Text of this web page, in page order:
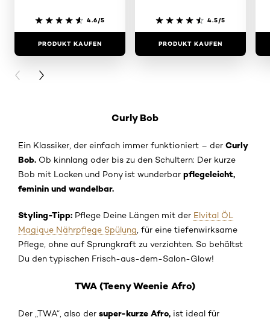
4.6/5
PRODUKT KAUFEN
4.5/5
PRODUKT KAUFEN
PREVIOUS CARD
NEXT CARD
Curly Bob
Ein Klassiker, der einfach immer funktioniert – der Curly
Bob. Ob kinnlang oder bis zu den Schultern: Der kurze
Bob mit Locken und Pony ist wunderbar pflegeleicht,
feminin und wandelbar.
Styling-Tipp: Pflege Deine Längen mit der Elvital ÖL
Magique Nährpflege Spülung, für eine tiefenwirksame
Pflege, ohne auf Sprungkraft zu verzichten. So behältst
Du den typischen Frisch-aus-dem-Salon-Glow!
TWA (Teeny Weenie Afro)
Der „TWA“, also der super-kurze Afro, ist ideal für